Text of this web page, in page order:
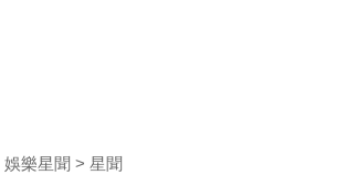
娛樂星聞 星聞